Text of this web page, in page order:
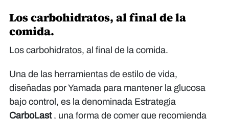
Los carbohidratos, al final de la
comida.
Los carbohidratos, al final de la comida.
Una de las herramientas de estilo de vida,
diseñadas por Yamada para mantener la glucosa
bajo control, es la denominada Estrategia
CarboLast, una forma de comer que recomienda